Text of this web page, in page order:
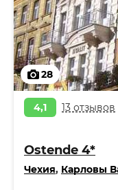
28
4,1 13 отзывов
Ostende 4*
Чехия, Карловы